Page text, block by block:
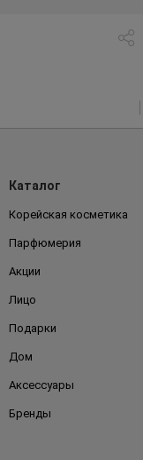
Каталог
Корейская косметика
Парфюмерия
Акции
Лицо
Подарки
Дом
Аксессуары
Бренды